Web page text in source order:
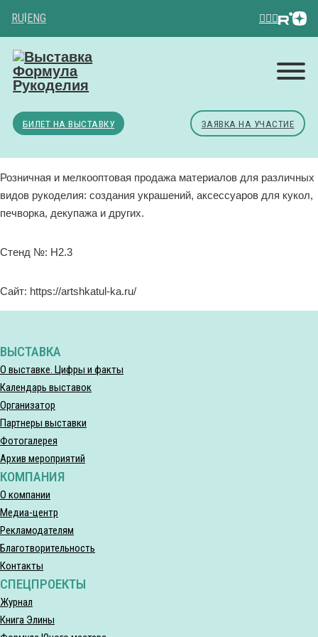
RU ENG
БИЛЕТ НА ВЫСТАВКУ ЗАЯВКА НА УЧАСТИЕ
Розничная и мелкооптовая продажа материалов для различных
видов рукоделия: создания украшений, аксессуаров для кукол,
печворка, декупажа и других.
Стенд №: H2.3
Сайт: https://artshkatul-ka.ru/
ВЫСТАВКА
О выставке. Цифры и факты
Календарь выставок
Организатор
Партнеры выставки
Фотогалерея
Архив мероприятий
КОМПАНИЯ
О компании
Медиа-центр
Рекламодателям
Благотворительность
Контакты
СПЕЦПРОЕКТЫ
Журнал
Книга Элины